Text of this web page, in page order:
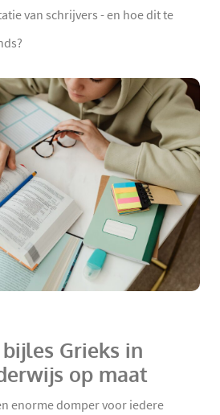
van schrijvers - en hoe dit te
Grieks in
op maat
enorme domper voor iedere